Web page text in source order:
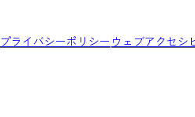
プライバシーポリシー ウェブアクセシ